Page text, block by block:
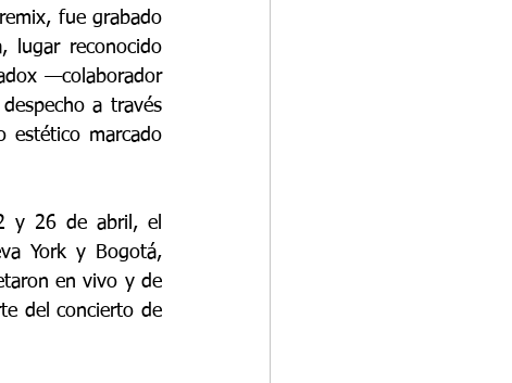
fue grabado
lugar reconocido
—colaborador
a través
estético marcado
y 26 de abril, el
York y Bogotá,
en vivo y de
del concierto de